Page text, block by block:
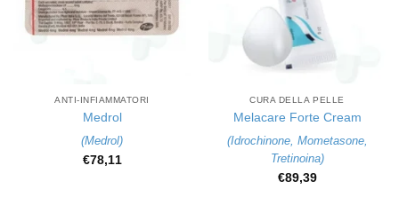
ANTI-INFIAMMATORI
Medrol
(Medrol)
€78,11
CURA DELLA PELLE
Melacare Forte Cream
(Idrochinone, Mometasone,
Tretinoina)
€89,39